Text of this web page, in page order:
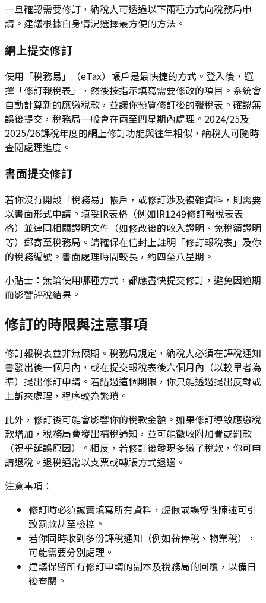
一旦確認需要修訂，納稅人可透過以下兩種方式向稅務局申
請。建議根據自身情況選擇最方便的方法。
網上提交修訂
使用「稅務易」（eTax）帳戶是最快捷的方式。登入後，選
擇「修訂報稅表」，然後按指示填寫需要修改的項目。系統會
自動計算新的應繳稅款，並讓你預覽修訂後的報稅表。確認無
誤後提交，稅務局一般會在兩至四星期內處理。2024/25及
2025/26課稅年度的網上修訂功能與往年相似，納稅人可隨時
查閱處理進度。
書面提交修訂
若你沒有開設「稅務易」帳戶，或修訂涉及複雜資料，則需要
以書面形式申請。填妥IR表格（例如IR1249修訂報稅表表
格）並連同相關證明文件（如修改後的收入證明、免稅額證明
等）郵寄至稅務局。請確保在信封上註明「修訂報稅表」及你
的稅務編號。書面處理時間較長，約四至八星期。
小貼士：無論使用哪種方式，都應盡快提交修訂，避免因逾期
而影響評稅結果。
修訂的時限與注意事項
修訂報稅表並非無限期。稅務局規定，納稅人必須在評稅通知
書發出後一個月內，或在提交報稅表後六個月內（以較早者為
準）提出修訂申請。若錯過這個期限，你只能透過提出反對或
上訴來處理，程序較為繁瑣。
此外，修訂後可能會影響你的稅款金額。如果修訂導致應繳稅
款增加，稅務局會發出補稅通知，並可能徵收附加費或罰款
（視乎延誤原因）。相反，若修訂後發現多繳了稅款，你可申
請退稅。退稅通常以支票或轉賬方式退還。
注意事項：
修訂時必須誠實填寫所有資料，虛假或誤導性陳述可引
致罰款甚至檢控。
若你同時收到多份評稅通知（例如薪俸稅、物業稅），
可能需要分別處理。
建議保留所有修訂申請的副本及稅務局的回覆，以備日
後查閱。